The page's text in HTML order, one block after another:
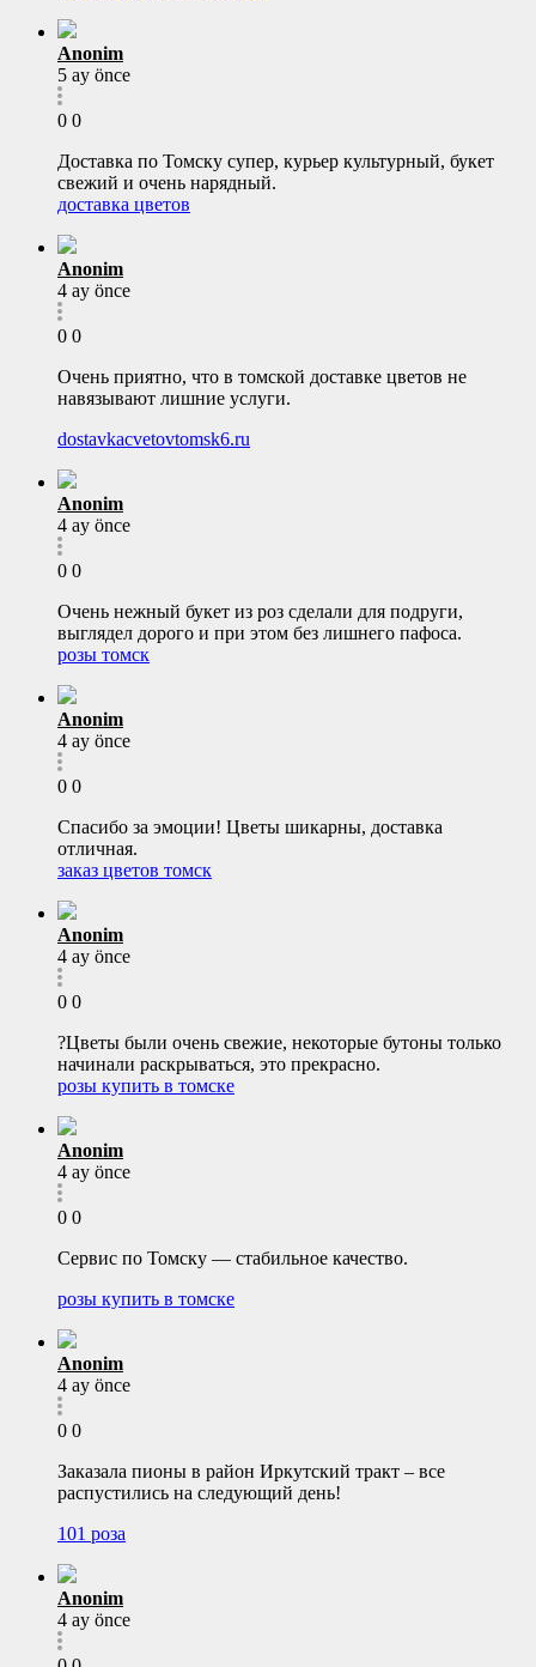
Anonim
5 ay önce
0 0
Доставка по Томску супер, курьер культурный, букет
свежий и очень нарядный.
доставка цветов
Anonim
4 ay önce
0 0
Очень приятно, что в томской доставке цветов не
навязывают лишние услуги.
dostavkacvetovtomsk6.ru
Anonim
4 ay önce
0 0
Очень нежный букет из роз сделали для подруги,
выглядел дорого и при этом без лишнего пафоса.
розы томск
Anonim
4 ay önce
0 0
Спасибо за эмоции! Цветы шикарны, доставка
отличная.
заказ цветов томск
Anonim
4 ay önce
0 0
?Цветы были очень свежие, некоторые бутоны только
начинали раскрываться, это прекрасно.
розы купить в томске
Anonim
4 ay önce
0 0
Сервис по Томску — стабильное качество.
розы купить в томске
Anonim
4 ay önce
0 0
Заказала пионы в район Иркутский тракт – все
распустились на следующий день!
101 роза
Anonim
4 ay önce